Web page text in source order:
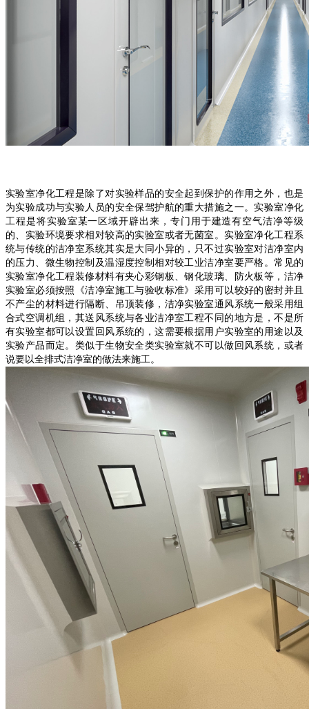
实验室净化工程是除了对实验样品的安全起到保护的作用之外，也是
为实验成功与实验人员的安全保驾护航的重大措施之一。实验室净化
工程是将实验室某一区域开辟出来，专门用于建造有空气洁净等级
的、实验环境要求相对较高的实验室或者无菌室。实验室净化工程系
统与传统的洁净室系统其实是大同小异的，只不过实验室对洁净室内
的压力、微生物控制及温湿度控制相对较工业洁净室要严格。常见的
实验室净化工程装修材料有夹心彩钢板、钢化玻璃、防火板等，洁净
实验室必须按照《洁净室施工与验收标准》采用可以较好的密封并且
不产尘的材料进行隔断、吊顶装修，洁净实验室通风系统一般采用组
合式空调机组，其送风系统与各业洁净室工程不同的地方是，不是所
有实验室都可以设置回风系统的，这需要根据用户实验室的用途以及
实验产品而定。类似于生物安全类实验室就不可以做回风系统，或者
说要以全排式洁净室的做法来施工。